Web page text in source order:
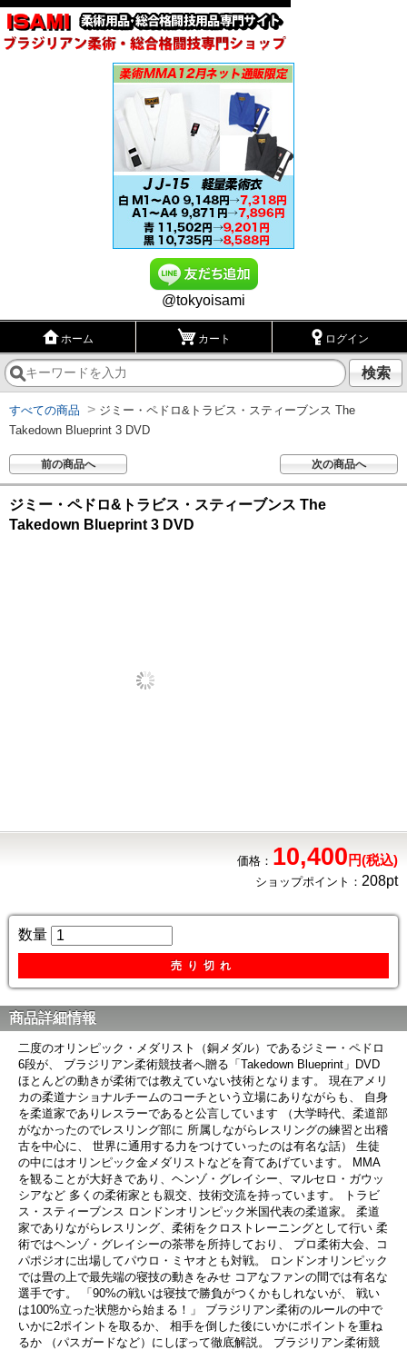
@tokyoisami
ホーム カート ログイン
検索
すべての商品 > ジミー・ペドロ&トラビス・スティーブンス The
Takedown Blueprint 3 DVD
前の商品へ 次の商品へ
ジミー・ペドロ&トラビス・スティーブンス The
Takedown Blueprint 3 DVD
価格： 10,400 円(税込)
ショップポイント： 208pt
数量
売り切れ
商品詳細情報
二度のオリンピック・メダリスト（銅メダル）であるジミー・ペドロ
6段が、 ブラジリアン柔術競技者へ贈る「Takedown Blueprint」DVD
ほとんどの動きが柔術では教えていない技術となります。 現在アメリ
カの柔道ナショナルチームのコーチという立場にありながらも、 自身
を柔道家でありレスラーであると公言しています （大学時代、柔道部
がなかったのでレスリング部に 所属しながらレスリングの練習と出稽
古を中心に、 世界に通用する力をつけていったのは有名な話） 生徒
の中にはオリンピック金メダリストなどを育てあげています。 MMA
を観ることが大好きであり、ヘンゾ・グレイシー、マルセロ・ガウッ
シアなど 多くの柔術家とも親交、技術交流を持っています。 トラビ
ス・スティーブンス ロンドンオリンピック米国代表の柔道家。 柔道
家でありながらレスリング、柔術をクロストレーニングとして行い 柔
術ではヘンゾ・グレイシーの茶帯を所持しており、 プロ柔術大会、コ
パポジオに出場してパウロ・ミヤオとも対戦。 ロンドンオリンピック
では畳の上で最先端の寝技の動きをみせ コアなファンの間では有名な
選手です。 「90%の戦いは寝技で勝負がつくかもしれないが、 戦い
は100%立った状態から始まる！」 ブラジリアン柔術のルールの中で
いかに2ポイントを取るか、 相手を倒した後にいかにポイントを重ね
るか （パスガードなど）にしぼって徹底解説。 ブラジリアン柔術競